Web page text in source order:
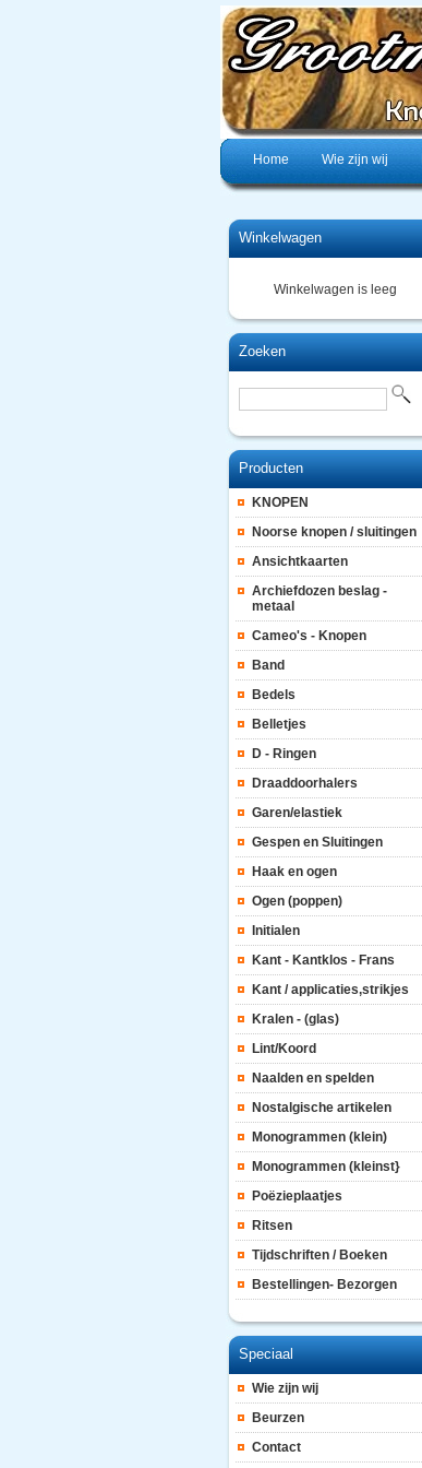
Home Wie zijn wij
Winkelwagen
Winkelwagen is leeg
Zoeken
Producten
KNOPEN
Noorse knopen / sluitingen
Ansichtkaarten
Archiefdozen beslag -
metaal
Cameo's - Knopen
Band
Bedels
Belletjes
D - Ringen
Draaddoorhalers
Garen/elastiek
Gespen en Sluitingen
Haak en ogen
Ogen (poppen)
Initialen
Kant - Kantklos - Frans
Kant / applicaties,strikjes
Kralen - (glas)
Lint/Koord
Naalden en spelden
Nostalgische artikelen
Monogrammen (klein)
Monogrammen (kleinst}
Poëzieplaatjes
Ritsen
Tijdschriften / Boeken
Bestellingen- Bezorgen
Speciaal
Wie zijn wij
Beurzen
Contact